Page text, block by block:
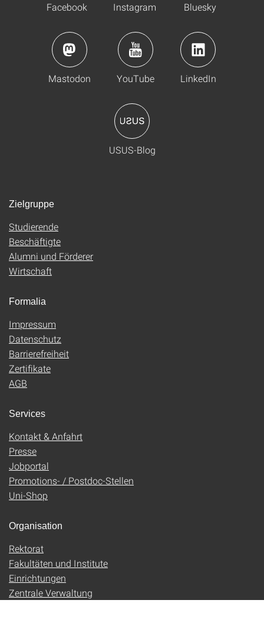
Facebook Instagram Bluesky
Mastodon YouTube LinkedIn
USUS-Blog
Zielgruppe
Studierende
Beschäftigte
Alumni und Förderer
Wirtschaft
Formalia
Impressum
Datenschutz
Barrierefreiheit
Zertifikate
AGB
Services
Kontakt & Anfahrt
Presse
Jobportal
Promotions- / Postdoc-Stellen
Uni-Shop
Organisation
Rektorat
Fakultäten und Institute
Einrichtungen
Zentrale Verwaltung